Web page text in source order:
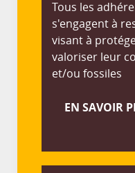
Tous les
s'engagent à
visant à
valoriser leur
et/ou fossiles
EN SAVOIR